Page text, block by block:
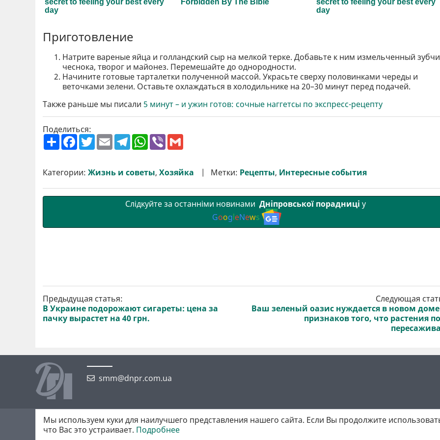
Приготовление
Натрите вареные яйца и голландский сыр на мелкой терке. Добавьте к ним измельченный
чеснока, творог и майонез. Перемешайте до однородности.
Начините готовые тарталетки полученной массой. Украсьте сверху половинками череды и
веточками зелени. Оставьте охлаждаться в холодильнике на 20–30 минут перед подачей.
Также раньше мы писали 5 минут – и ужин готов: сочные наггетсы по экспресс-рецепту
Поделиться:
П
о
р
и
F
a
b
o
T
w
t
e
E
m
l
T
e
g
r
W
h
s
A
V
r l
Категории: Жизнь и советы, Хозяйка Метки: Рецепты, Интересные события
Слідкуйте за останніми новинами Дніпровської порадниці у
GoogleNews
Предыдущая статья:
В Украине подорожают сигареты: цена за
пачку вырастет на 40 грн.
Следующая
Ваш зеленый оазис нуждается в новом
признаков того, что растения
smm@dnpr.com.ua
©2026 https://dnpr.com.ua Дніпровська порадниця
Всі права захищені. При повному або частковому використанні матеріалів обов'язкове активне гіперпосилання у першому абзаці.
Мы используем куки для наилучшего представления нашего сайта. Если Вы продолжите
что Вас это устраивает. Подробнее